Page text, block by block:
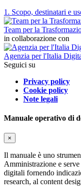
1. Scopo, destinatari e
Team per la
in collaborazione con
Agenzia per l'Italia
Seguici su
Privacy policy
Cookie policy
Note legali
Manuale operativo di
×
Il manuale è uno
Amministrazione e
digitali fornendo
research, al content